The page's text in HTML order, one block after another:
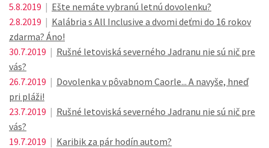
5.8.2019 | Ešte nemáte vybranú letnú dovolenku?
2.8.2019 | Kalábria s All Inclusive a dvomi deťmi do 16 rokov
zdarma? Áno!
30.7.2019 | Rušné letoviská severného Jadranu nie sú nič pre
vás?
26.7.2019 | Dovolenka v pôvabnom Caorle... A navyše, hneď
pri pláži!
23.7.2019 | Rušné letoviská severného Jadranu nie sú nič pre
vás?
19.7.2019 | Karibik za pár hodín autom?